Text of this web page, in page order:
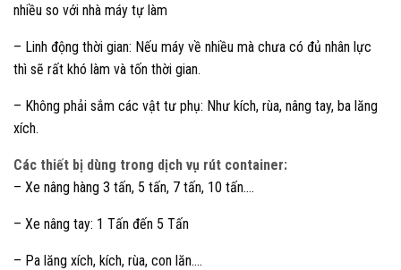
nhiều so với nhà máy tự làm
– Linh động thời gian: Nếu máy về nhiều mà chưa có đủ nhân lực
thì sẽ rất khó làm và tốn thời gian.
– Không phải sắm các vật tư phụ: Như kích, rùa, nâng tay, ba lăng
xích.
Các thiết bị dùng trong dịch vụ rút container:
– Xe nâng hàng 3 tấn, 5 tấn, 7 tấn, 10 tấn….
– Xe nâng tay: 1 Tấn đến 5 Tấn
– Pa lăng xích, kích, rùa, con lăn….